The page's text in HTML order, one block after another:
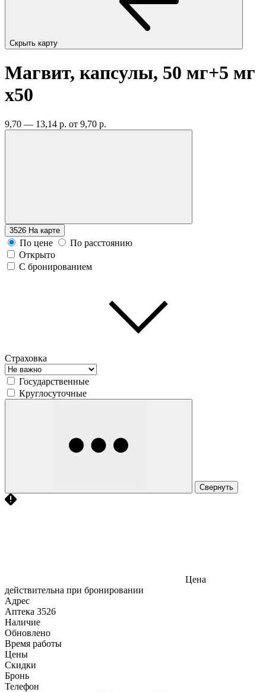
Скрыть карту
Магвит, капсулы, 50 мг+5 мг
x50
9,70 — 13,14 р. от 9,70 р.
3526 На карте
По цене
По расстоянию
Открыто
С бронированием
Страховка
Государственные
Круглосуточные
Свернуть
Цена
действительна при бронировании
Адрес
Аптека 3526
Наличие
Обновлено
Время работы
Цены
Скидки
Бронь
Телефон